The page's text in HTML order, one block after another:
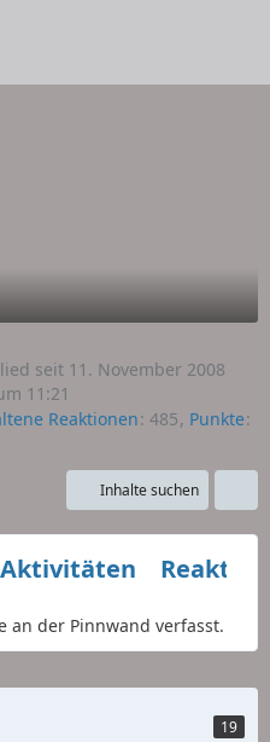
seit 11. November 2008
11:21
Reaktionen 485 Punkte
Inhalte suchen
an der Pinnwand verfasst.
19